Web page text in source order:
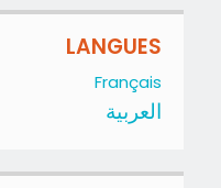
LANGUES
Français
العربية